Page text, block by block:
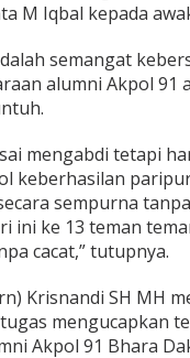
M Iqbal kepada
semangat
alumni Akpol 91
mengabdi tetapi
keberhasilan
sempurna
ini ke 13 teman
cacat,” tutupnya.
Krisnandi SH MH
mengucapkan
Akpol 91 Bhara